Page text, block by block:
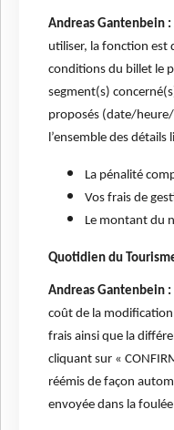
Andreas Gantenbein :
utiliser, la fonction est
conditions du billet le
segment(s)
proposés (date/
l’ensemble des
La pénalité
Vos frais de
Le montant du
Quotidien du
Andreas Gantenbein :
coût de la
frais ainsi que la
cliquant sur «
réémis de façon
envoyée dans la